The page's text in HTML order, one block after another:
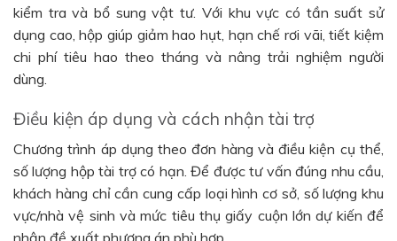
kiểm tra và bổ sung vật tư. Với khu vực có tần suất sử
dụng cao, hộp giúp giảm hao hụt, hạn chế rơi vãi, tiết kiệm
chi phí tiêu hao theo tháng và nâng trải nghiệm người
dùng.
Điều kiện áp dụng và cách nhận tài trợ
Chương trình áp dụng theo đơn hàng và điều kiện cụ thể,
số lượng hộp tài trợ có hạn. Để được tư vấn đúng nhu cầu,
khách hàng chỉ cần cung cấp loại hình cơ sở, số lượng khu
vực/nhà vệ sinh và mức tiêu thụ giấy cuộn lớn dự kiến để
nhận đề xuất phương án phù hợp.